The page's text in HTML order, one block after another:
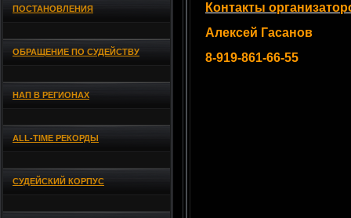
ПОСТАНОВЛЕНИЯ
ОБРАЩЕНИЕ ПО СУДЕЙСТВУ
НАП В РЕГИОНАХ
ALL-TIME РЕКОРДЫ
СУДЕЙСКИЙ КОРПУС
Контакты
Алексей Гасанов
8-919-861-66-55